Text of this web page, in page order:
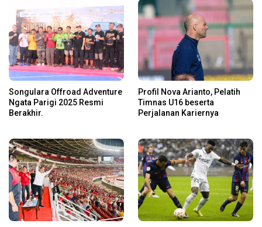
Songulara Offroad Adventure
Ngata Parigi 2025 Resmi
Berakhir.
Profil Nova Arianto, Pelatih
Timnas U16 beserta
Perjalanan Kariernya